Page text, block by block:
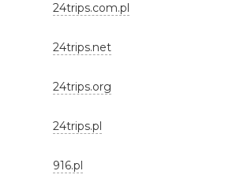
24trips.com.pl
24trips.net
24trips.org
24trips.pl
916.pl